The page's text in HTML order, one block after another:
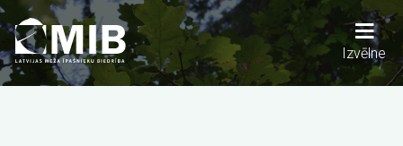
Pārlekt
uz
galveno
saturu
Main
navigation
Izvēlne